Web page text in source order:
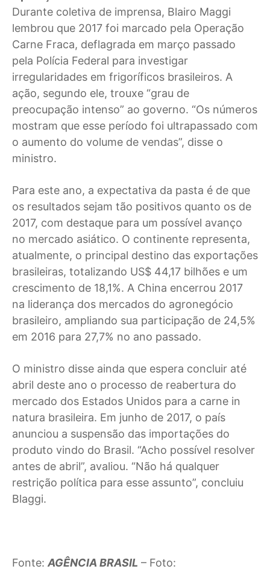
Durante coletiva de imprensa, Blairo Maggi
lembrou que 2017 foi marcado pela Operação
Carne Fraca, deflagrada em março passado
pela Polícia Federal para investigar
irregularidades em frigoríficos brasileiros. A
ação, segundo ele, trouxe “grau de
preocupação intenso” ao governo. “Os números
mostram que esse período foi ultrapassado com
o aumento do volume de vendas”, disse o
ministro.
Para este ano, a expectativa da pasta é de que
os resultados sejam tão positivos quanto os de
2017, com destaque para um possível avanço
no mercado asiático. O continente representa,
atualmente, o principal destino das exportações
brasileiras, totalizando US$ 44,17 bilhões e um
crescimento de 18,1%. A China encerrou 2017
na liderança dos mercados do agronegócio
brasileiro, ampliando sua participação de 24,5%
em 2016 para 27,7% no ano passado.
O ministro disse ainda que espera concluir até
abril deste ano o processo de reabertura do
mercado dos Estados Unidos para a carne in
natura brasileira. Em junho de 2017, o país
anunciou a suspensão das importações do
produto vindo do Brasil. “Acho possível resolver
antes de abril”, avaliou. “Não há qualquer
restrição política para esse assunto”, concluiu
Blaggi.
Fonte: AGÊNCIA BRASIL – Foto: